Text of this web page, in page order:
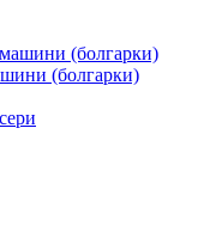
(болгарки)